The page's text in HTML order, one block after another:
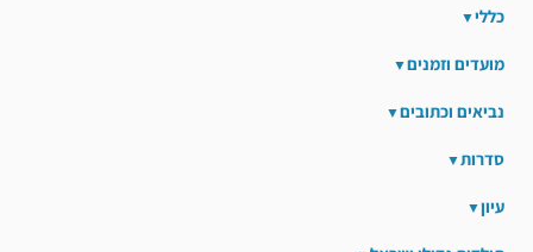
כללי
מועדים וזמנים
נביאים וכתובים
סדרות
עיון